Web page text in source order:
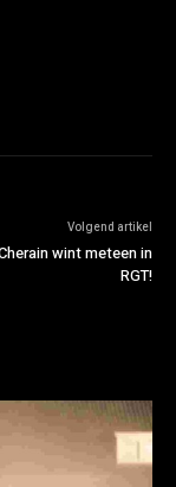
Volgend artikel
wint meteen in
RGT!